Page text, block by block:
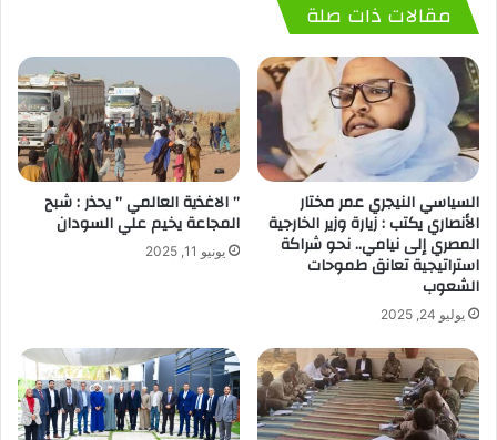
مقالات ذات صلة
السياسي النيجري عمر مختار
الأنصاري يكتب : زيارة وزير الخارجية
المصري إلى نيامي.. نحو شراكة
استراتيجية تعانق طموحات
الشعوب
يوليو 24, 2025
” الاغذية العالمي ” يحذر : شبح
المجاعة يخيم علي السودان
يونيو 11, 2025